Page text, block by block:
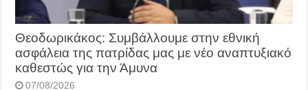
Θεοδωρικάκος: Συμβάλλουμε στην εθνική
ασφάλεια της πατρίδας μας με νέο αναπτυξιακό
καθεστώς για την Άμυνα
07/08/2026